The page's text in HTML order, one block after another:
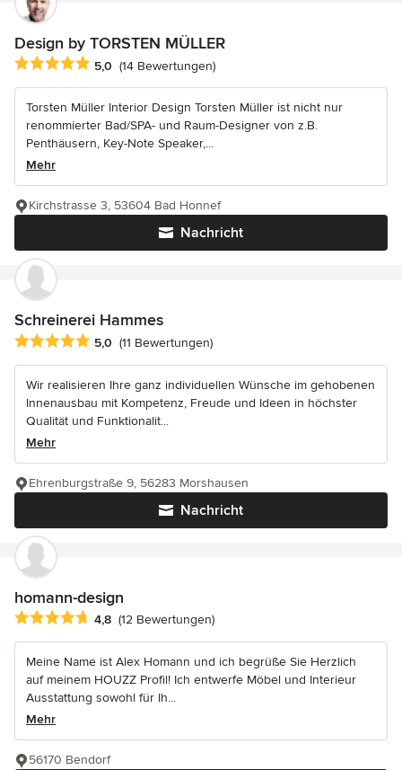
Design by TORSTEN MÜLLER
Durchschnittliche Bewertung: 5 von 5 Sternen
5,0 (14 Bewertungen)
Torsten Müller Interior Design Torsten Müller ist nicht nur
renommierter Bad/SPA- und Raum-Designer von z.B.
Penthäusern, Key-Note Speaker,...
Mehr
Nachricht
Kirchstrasse 3, 53604 Bad Honnef
Schreinerei Hammes
Durchschnittliche Bewertung: 5 von 5 Sternen
5,0 (11 Bewertungen)
Wir realisieren Ihre ganz individuellen Wünsche im gehobenen
Innenausbau mit Kompetenz, Freude und Ideen in höchster
Qualität und Funktionalit...
Mehr
Nachricht
Ehrenburgstraße 9, 56283 Morshausen
homann-design
Durchschnittliche Bewertung: 4.8 von 5 Sternen
4,8 (12 Bewertungen)
Meine Name ist Alex Homann und ich begrüße Sie Herzlich
auf meinem HOUZZ Profil! Ich entwerfe Möbel und Interieur
Ausstattung sowohl für Ih...
Mehr
56170 Bendorf